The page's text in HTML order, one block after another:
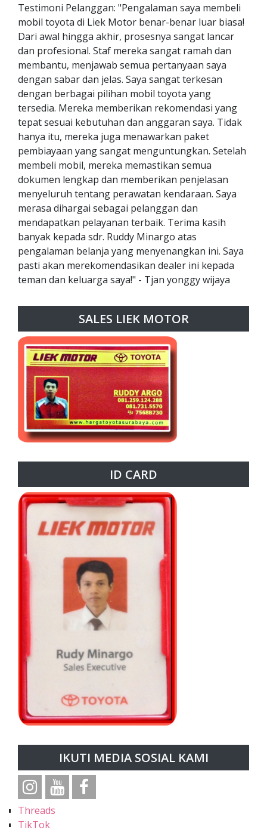
Testimoni Pelanggan: "Pengalaman saya membeli
mobil toyota di Liek Motor benar-benar luar biasa!
Dari awal hingga akhir, prosesnya sangat lancar
dan profesional. Staf mereka sangat ramah dan
membantu, menjawab semua pertanyaan saya
dengan sabar dan jelas. Saya sangat terkesan
dengan berbagai pilihan mobil toyota yang
tersedia. Mereka memberikan rekomendasi yang
tepat sesuai kebutuhan dan anggaran saya. Tidak
hanya itu, mereka juga menawarkan paket
pembiayaan yang sangat menguntungkan. Setelah
membeli mobil, mereka memastikan semua
dokumen lengkap dan memberikan penjelasan
menyeluruh tentang perawatan kendaraan. Saya
merasa dihargai sebagai pelanggan dan
mendapatkan pelayanan terbaik. Terima kasih
banyak kepada sdr. Ruddy Minargo atas
pengalaman belanja yang menyenangkan ini. Saya
pasti akan merekomendasikan dealer ini kepada
teman dan keluarga saya!" - Tjan yonggy wijaya
SALES LIEK MOTOR
ID CARD
IKUTI MEDIA SOSIAL KAMI
Threads
TikTok